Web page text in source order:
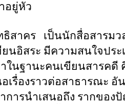
อยู่หัว
ธิสาคร
เป็นนักสื่อสารม
นอิสระ มีความสนใจปร
ในฐานะคนเขียนสารค
เรื่องราวต่อสาธารณะ อั
การนำเสนอถึง รากของ